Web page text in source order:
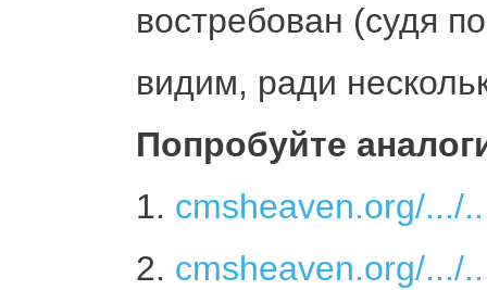
востребован (судя
видим, ради
Попробуйте
1. cmsheaven.org/.../
2. cmsheaven.org/.../